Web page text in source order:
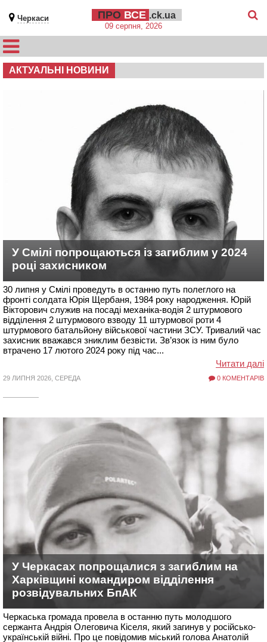
Черкаси ПРО ВСЕ .ck.ua
09 серпня, 2026
АКТУАЛЬНІ НОВИНИ
У Смілі попрощаються із загиблим у 2024
році захисником
30 липня у Смілі проведуть в останню путь полеглого на
фронті солдата Юрія Щербаня, 1984 року народження. Юрій
Вікторович служив на посаді механіка-водія 2 штурмового
відділення 2 штурмового взводу 11 штурмової роти 4
штурмового батальйону військової частини ЗСУ. Тривалий час
захисник вважався зниклим безвісти. Зв’язок із ним було
втрачено 17 лютого 2024 року під час...
Читати далі
29 ЛИПНЯ 2026, СЕРЕДА 0 КОМЕНТАРІВ
У Черкасах попрощалися з загиблим на
Харківщині командиром відділення
розвідувальних БпАК
Черкаська громада провела в останню путь молодшого
сержанта Андрія Олеговича Кіселя, який загинув у російсько-
українській війні. Про це повідомив міський голова Анатолій